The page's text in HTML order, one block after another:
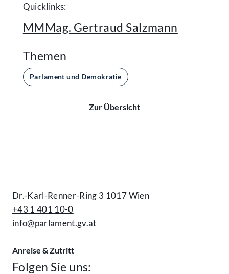
Quicklinks:
MMMag. Gertraud Salzmann
Themen
Parlament und Demokratie
Zur Übersicht
Dr.-Karl-Renner-Ring 3 1017 Wien
+43 1 401 10-0
info@parlament.gv.at
Anreise & Zutritt
Folgen Sie uns: